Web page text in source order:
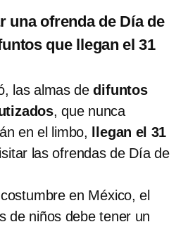
una ofrenda de Día de
que llegan el 31
las almas dedifuntos
, que nunca
en el limbo, llegan el 31
las ofrendas de Día de
en México, el
de niños debe tener un